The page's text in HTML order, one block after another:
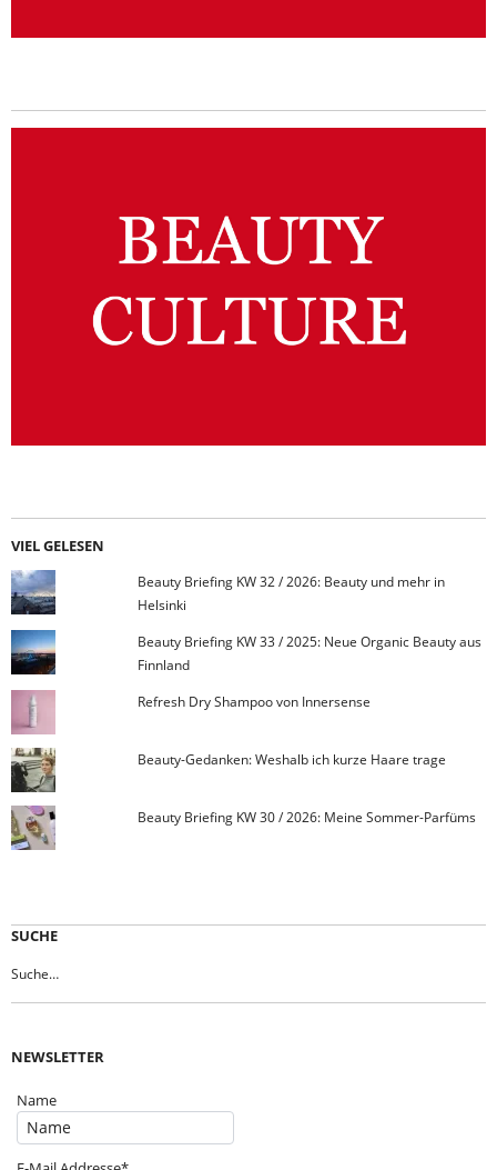
VIEL GELESEN
Beauty Briefing KW 32 / 2026: Beauty und mehr in
Helsinki
Beauty Briefing KW 33 / 2025: Neue Organic Beauty aus
Finnland
Refresh Dry Shampoo von Innersense
Beauty-Gedanken: Weshalb ich kurze Haare trage
Beauty Briefing KW 30 / 2026: Meine Sommer-Parfüms
SUCHE
NEWSLETTER
Name